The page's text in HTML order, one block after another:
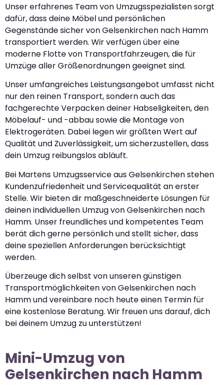
Unser erfahrenes Team von Umzugsspezialisten sorgt
dafür, dass deine Möbel und persönlichen
Gegenstände sicher von Gelsenkirchen nach Hamm
transportiert werden. Wir verfügen über eine
moderne Flotte von Transportfahrzeugen, die für
Umzüge aller Größenordnungen geeignet sind.
Unser umfangreiches Leistungsangebot umfasst nicht
nur den reinen Transport, sondern auch das
fachgerechte Verpacken deiner Habseligkeiten, den
Möbelauf- und -abbau sowie die Montage von
Elektrogeräten. Dabei legen wir größten Wert auf
Qualität und Zuverlässigkeit, um sicherzustellen, dass
dein Umzug reibungslos abläuft.
Bei Martens Umzugsservice aus Gelsenkirchen stehen
Kundenzufriedenheit und Servicequalität an erster
Stelle. Wir bieten dir maßgeschneiderte Lösungen für
deinen individuellen Umzug von Gelsenkirchen nach
Hamm. Unser freundliches und kompetentes Team
berät dich gerne persönlich und stellt sicher, dass
deine speziellen Anforderungen berücksichtigt
werden.
Überzeuge dich selbst von unseren günstigen
Transportmöglichkeiten von Gelsenkirchen nach
Hamm und vereinbare noch heute einen Termin für
eine kostenlose Beratung. Wir freuen uns darauf, dich
bei deinem Umzug zu unterstützen!
Mini-Umzug von
Gelsenkirchen nach Hamm